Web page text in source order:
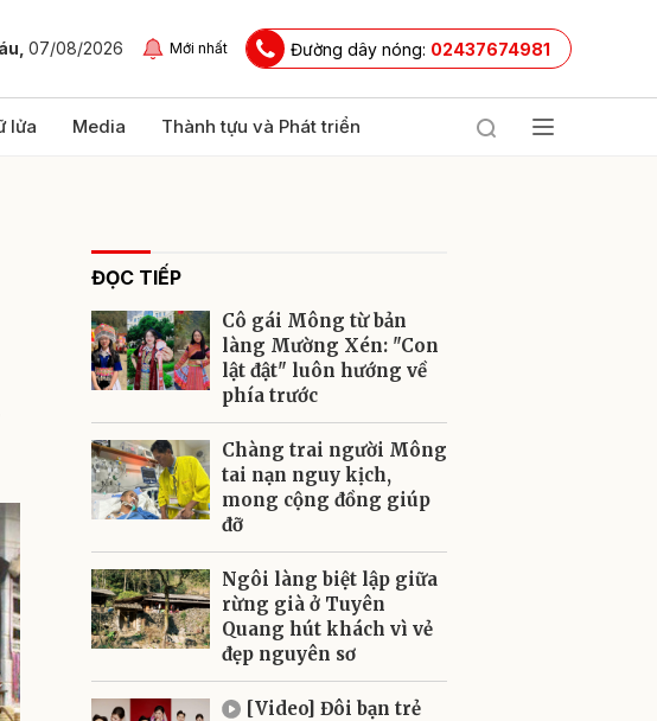
07/08/2026 Mới nhất Đường dây nóng: 02437674981
lửa Media Thành tựu và Phát triển
ĐỌC TIẾP
Cô gái Mông từ bản
làng Mường Xén: "Con
lật đật" luôn hướng về
phía trước
Chàng trai người Mông
tai nạn nguy kịch,
mong cộng đồng giúp
đỡ
Ngôi làng biệt lập giữa
rừng già ở Tuyên
Quang hút khách vì vẻ
đẹp nguyên sơ
[Video] Đôi bạn trẻ
Gửi